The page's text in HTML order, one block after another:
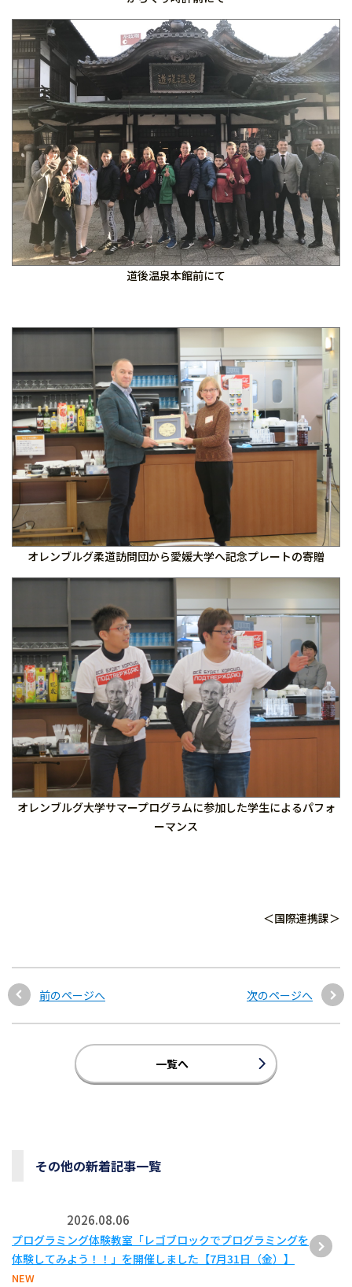
道後温泉本館前にて
オレンブルグ柔道訪問団から愛媛大学へ記念プレートの寄贈
オレンブルグ大学サマープログラムに参加した学生によるパフォ
ーマンス
＜国際連携課＞
前のページへ 次のページへ
一覧へ
その他の新着記事一覧
2026.08.06
プログラミング体験教室「レゴブロックでプログラミングを
体験してみよう！！」を開催しました【7月31日（金）】
NEW